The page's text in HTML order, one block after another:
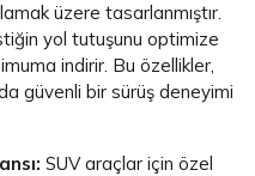
üzere tasarlanmıştır.
yol tutuşunu optimize
indirir. Bu özellikler,
güvenli bir sürüş deneyimi
SUV araçlar için özel